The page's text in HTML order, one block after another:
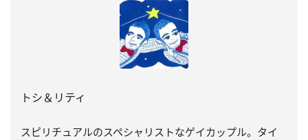
トシ＆リティ
スピリチュアルのスペシャリストなゲイカップル。タイ